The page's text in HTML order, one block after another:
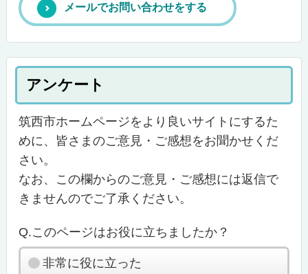
メールでお問い合わせをする
アンケート
筑西市ホームページをより良いサイトにするた
めに、皆さまのご意見・ご感想をお聞かせくだ
さい。
なお、この欄からのご意見・ご感想には返信で
きませんのでご了承ください。
Q.このページはお役に立ちましたか？
非常に役に立った